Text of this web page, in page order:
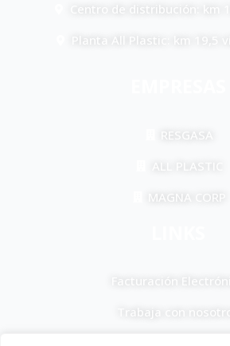
Centro de distribución: km
Planta All Plastic: km 19,5
RESGASA
ALL PLASTIC
MAGNA CORP
Facturación
Trabaja con